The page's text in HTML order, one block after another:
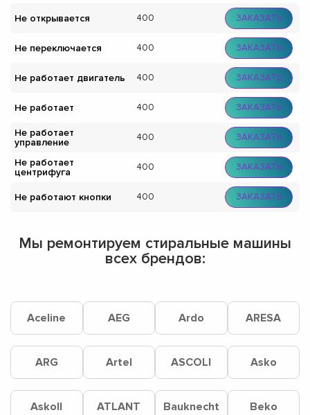
Не открывается 400 ЗАКАЗАТЬ
Не переключается 400 ЗАКАЗАТЬ
Не работает двигатель 400 ЗАКАЗАТЬ
Не работает 400 ЗАКАЗАТЬ
Не работает
управление
400 ЗАКАЗАТЬ
Не работает
центрифуга
400 ЗАКАЗАТЬ
Не работают кнопки 400 ЗАКАЗАТЬ
Мы ремонтируем стиральные машины
всех брендов:
Aceline AEG Ardo ARESA
ARG Artel ASCOLI Asko
Askoll ATLANT Bauknecht Beko